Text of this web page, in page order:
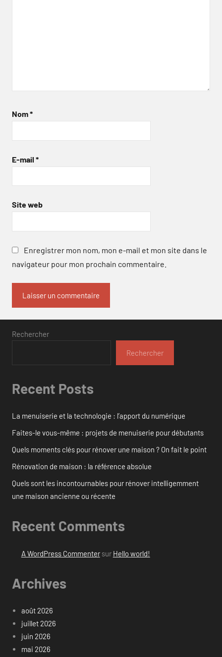
Nom*
E-mail *
Site web
Enregistrer mon nom, mon e-mail et mon site dans le
navigateur pour mon prochain commentaire.
Rechercher
Rechercher
Recent Posts
La menuiserie et la technologie : l’apport du numérique
Faites-le vous-même : projets de menuiserie pour débutants
Quels moments clés pour rénover une maison ? On fait le point
Rénovation de maison : la référence absolue
Quels sont les incontournables pour rénover intelligemment
une maison ancienne ou récente
Recent Comments
A WordPress Commentersur Hello world!
Archives
août 2026
juillet 2026
juin 2026
mai 2026